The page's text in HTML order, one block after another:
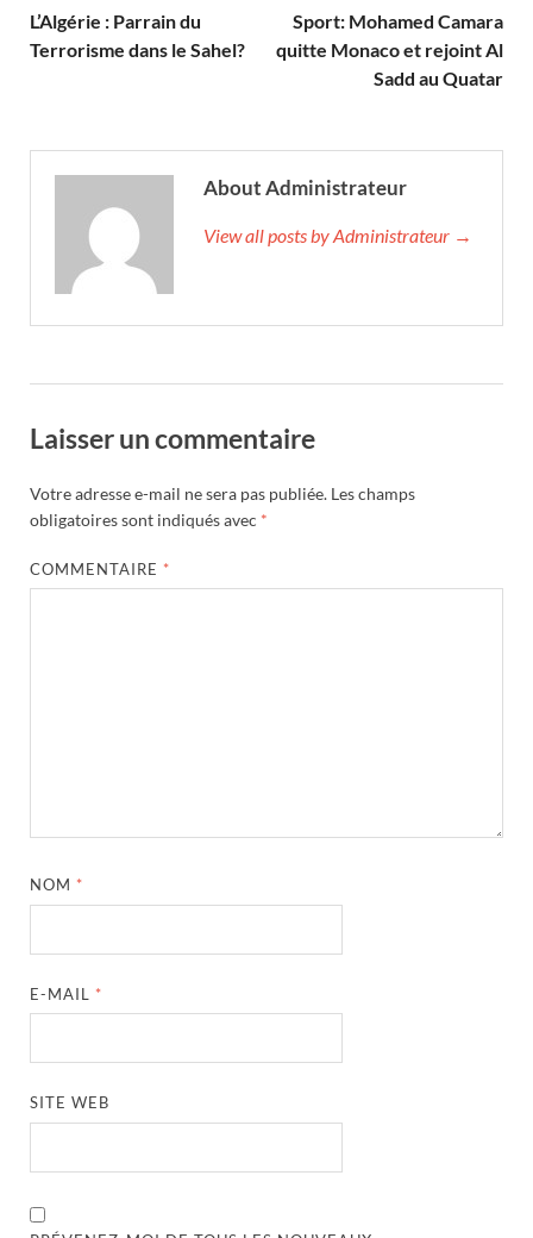
L’Algérie : Parrain du
Terrorisme dans le Sahel?
Sport: Mohamed Camara
quitte Monaco et rejoint Al
Sadd au Quatar
About Administrateur
View all posts by Administrateur →
Laisser un commentaire
Votre adresse e-mail ne sera pas publiée. Les champs
obligatoires sont indiqués avec *
COMMENTAIRE *
NOM *
E-MAIL *
SITE WEB